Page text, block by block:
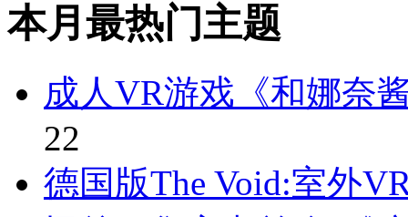
本月最热门主题
成人VR游戏《和娜奈
22
德国版The Void:室外